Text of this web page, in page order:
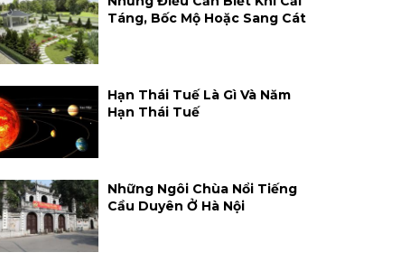
Táng, Bốc Mộ Hoặc Sang Cát
Hạn Thái Tuế Là Gì Và Năm
Hạn Thái Tuế
Những Ngôi Chùa Nổi Tiếng
Cầu Duyên Ở Hà Nội